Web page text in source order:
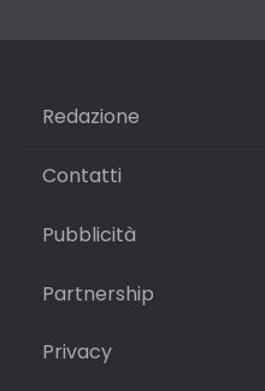
Redazione
Contatti
Pubblicità
Partnership
Privacy